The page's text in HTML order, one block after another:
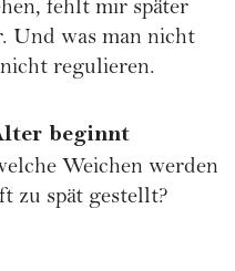
fehlt mir später
Und was man nicht
regulieren.
beginnt
Weichen werden
zu spät gestellt?